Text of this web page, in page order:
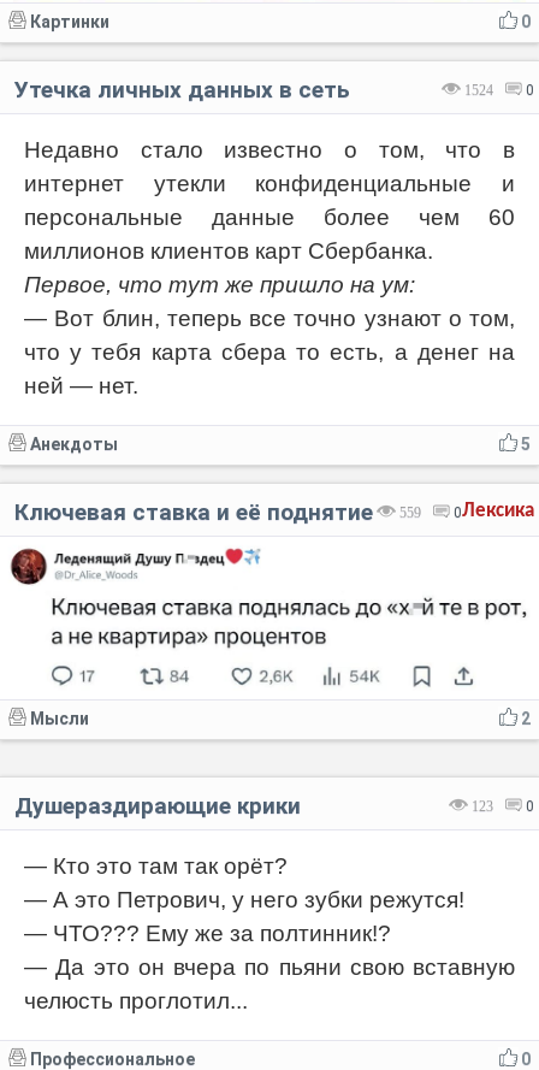
0
Картинки
1524 0
Утечка личных данных в сеть
Недавно стало известно о том, что в
интернет утекли конфиденциальные и
персональные данные более чем 60
миллионов клиентов карт Сбербанка.
Первое, что тут же пришло на ум:
— Вот блин, теперь все точно узнают о том,
что у тебя карта сбера то есть, а денег на
ней — нет.
5
Анекдоты
Лексика
559 0
Ключевая ставка и её поднятие
2
Мысли
123 0
Душераздирающие крики
— Кто это там так орëт?
— А это Петрович, у него зубки режутся!
— ЧТО??? Ему же за полтинник!?
— Да это он вчера по пьяни свою вставную
челюсть проглотил...
0
Профессиональное